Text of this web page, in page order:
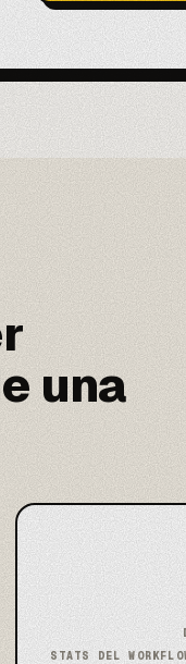
una
STATS DEL